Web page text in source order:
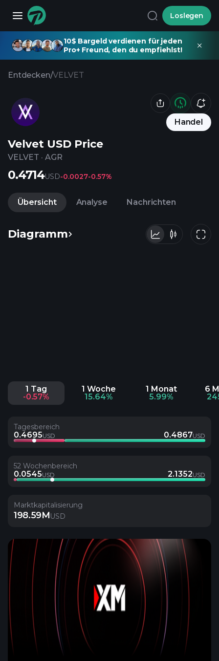
Loslegen
10$ Bargeld verdienen für jeden
Pro+ Freund, den du empfiehlst!
Entdecken/VELVET
Handel
Velvet USD Price
VELVET · AGR
0.4714USD-0.0027-0.57%
Übersicht Analyse Nachrichten
Diagramm
1 Tag
-0.57%
1 Woche
15.64%
1 Monat
5.99%
6
Tagesbereich
0.4695USD 0.4867USD
52 Wochenbereich
0.0545USD 2.1352USD
Marktkapitalisierung
198.59MUSD